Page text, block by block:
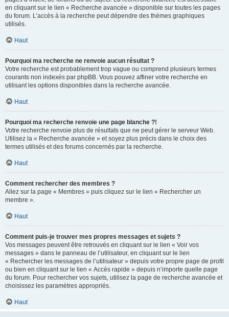
en cliquant sur le lien « Recherche avancée » disponible sur toutes les pages
du forum. L’accès à la recherche peut dépendre des thèmes graphiques
utilisés.
Haut
Pourquoi ma recherche ne renvoie aucun résultat ?
Votre recherche est probablement trop vague ou comprend plusieurs termes
courants non indexés par phpBB. Vous pouvez affiner votre recherche en
utilisant les options disponibles dans la recherche avancée.
Haut
Pourquoi ma recherche renvoie une page blanche ?!
Votre recherche renvoie plus de résultats que ne peut gérer le serveur Web.
Utilisez la « Recherche avancée » et soyez plus précis dans le choix des
termes utilisés et des forums concernés par la recherche.
Haut
Comment rechercher des membres ?
Allez sur la page « Membres » puis cliquez sur le lien « Rechercher un
membre ».
Haut
Comment puis-je trouver mes propres messages et sujets ?
Vos messages peuvent être retrouvés en cliquant sur le lien « Voir vos
messages » dans le panneau de l’utilisateur, en cliquant sur le lien
« Rechercher les messages de l’utilisateur » depuis votre propre page de profil
ou bien en cliquant sur le lien « Accès rapide » depuis n’importe quelle page
du forum. Pour rechercher vos sujets, utilisez la page de recherche avancée et
choisissez les paramètres appropriés.
Haut